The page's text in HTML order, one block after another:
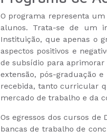
O programa representa
alunos. Trata-se de um
Instituição, que apenas o
aspectos positivos e
de subsídio para
extensão, pós-graduação
recebida, tanto curricular
mercado de trabalho e da
Os egressos dos cursos de
bancas de trabalho de